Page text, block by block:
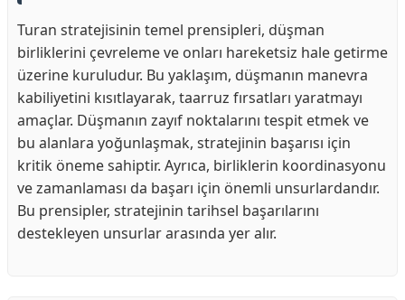
Turan stratejisinin temel prensipleri, düşman
birliklerini çevreleme ve onları hareketsiz hale getirme
üzerine kuruludur. Bu yaklaşım, düşmanın manevra
kabiliyetini kısıtlayarak, taarruz fırsatları yaratmayı
amaçlar. Düşmanın zayıf noktalarını tespit etmek ve
bu alanlara yoğunlaşmak, stratejinin başarısı için
kritik öneme sahiptir. Ayrıca, birliklerin koordinasyonu
ve zamanlaması da başarı için önemli unsurlardandır.
Bu prensipler, stratejinin tarihsel başarılarını
destekleyen unsurlar arasında yer alır.